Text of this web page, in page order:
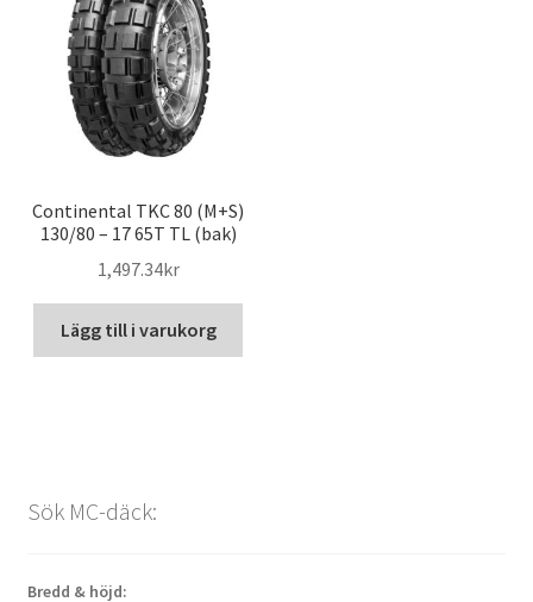
Continental TKC 80 (M+S)
130/80 – 17 65T TL (bak)
1,497.34kr
Lägg till i varukorg
Sök MC-däck:
Bredd & höjd: